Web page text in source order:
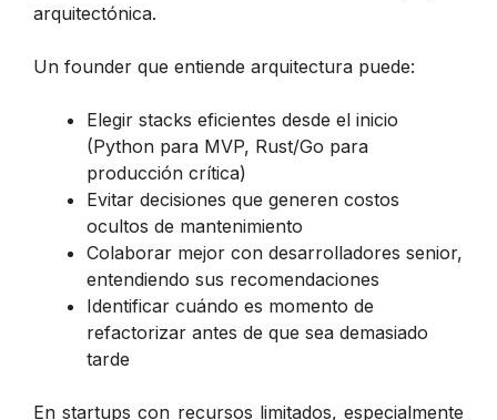
arquitectónica.
Un founder que entiende arquitectura puede:
Elegir stacks eficientes desde el inicio
(Python para MVP, Rust/Go para
producción crítica)
Evitar decisiones que generen costos
ocultos de mantenimiento
Colaborar mejor con desarrolladores senior,
entendiendo sus recomendaciones
Identificar cuándo es momento de
refactorizar antes de que sea demasiado
tarde
En startups con recursos limitados, especialmente